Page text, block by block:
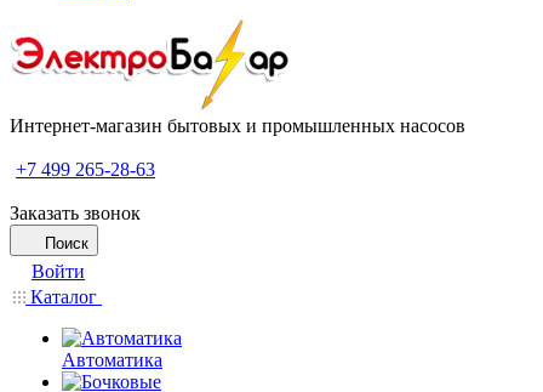
Интернет-магазин бытовых и промышленных насосов
+7 499 265-28-63
Заказать звонок
Поиск
Войти
Каталог
Автоматика